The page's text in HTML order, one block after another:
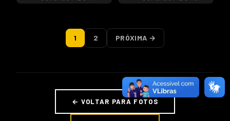
1 2 PRÓXIMA →
← VOLTAR PARA FOTOS